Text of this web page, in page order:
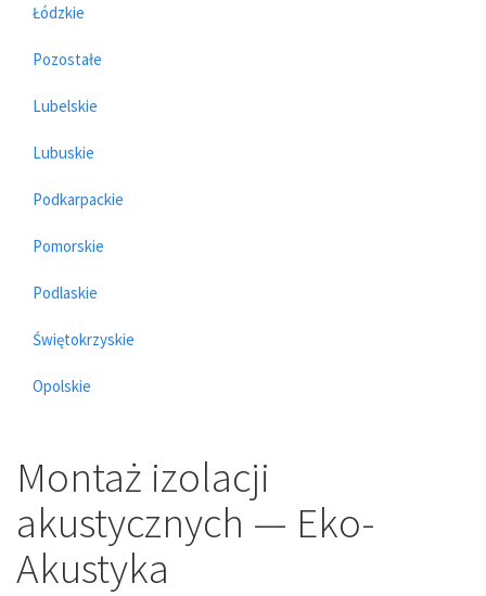
Łódzkie
Pozostałe
Lubelskie
Lubuskie
Podkarpackie
Pomorskie
Podlaskie
Świętokrzyskie
Opolskie
Montaż izolacji
akustycznych — Eko-
Akustyka